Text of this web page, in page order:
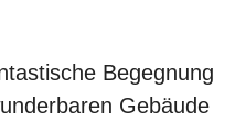
Begegnung
Gebäude